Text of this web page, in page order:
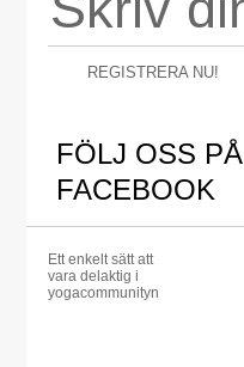
REGISTRERA NU!
FÖLJ OSS PÅ
FACEBOOK
Ett enkelt sätt att
vara delaktig i
yogacommunityn